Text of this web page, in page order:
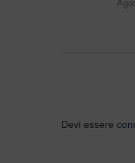
Devi essere